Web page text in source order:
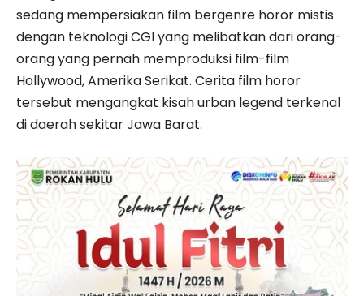
sedang mempersiakan film bergenre horor mistis
dengan teknologi CGI yang melibatkan dari orang-
orang yang pernah memproduksi film-film
Hollywood, Amerika Serikat. Cerita film horor
tersebut mengangkat kisah urban legend terkenal
di daerah sekitar Jawa Barat.